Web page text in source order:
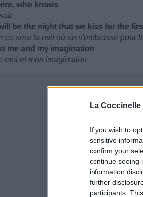
La Coccinelle
If you wish to
sensitive
confirm your
continue seeing
information
further
participants.
who knows
be the night that we kiss for the
ce sera la nuit où on s'embrasse pour
me and my imagination
moi et mon imagination